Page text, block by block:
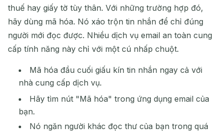
thuế hay giấy tờ tùy thân. Với những trường hợp đó,
hãy dùng mã hóa. Nó xáo trộn tin nhắn để chỉ đúng
người mới đọc được. Nhiều dịch vụ email an toàn cung
cấp tính năng này chỉ với một cú nhấp chuột.
Mã hóa đầu cuối giấu kín tin nhắn ngay cả với
nhà cung cấp dịch vụ.
Hãy tìm nút "Mã hóa" trong ứng dụng email của
bạn.
Nó ngăn người khác đọc thư của bạn trong quá